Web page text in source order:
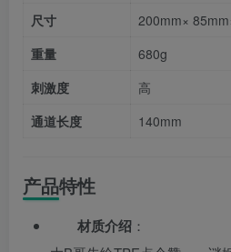
尺寸
200mm×
重量
680g
刺激度
高
通道长度
140mm
产品特性
材质介绍 ：